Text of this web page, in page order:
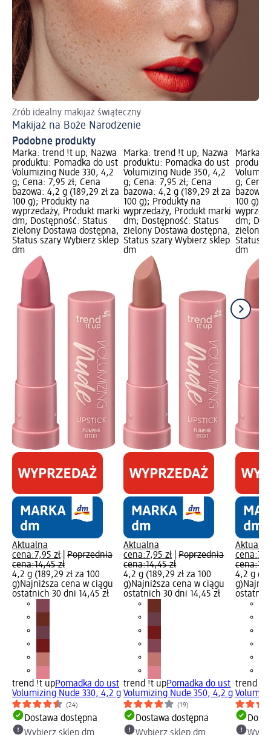
Zrób idealny makijaż świąteczny
Makijaż na Boże Narodzenie
Podobne produkty
Marka: trend !t up; Nazwa
produktu: Pomadka do ust
Volumizing Nude 330, 4,2
g; Cena: 7,95 zł; Cena
bazowa: 4,2 g (189,29 zł za
100 g); Produkty na
wyprzedaży, Produkt marki
dm; Dostępność: Status
zielony Dostawa dostępna,
Status szary Wybierz sklep
dm
Aktualna
cena:7,95 zł
Poprzednia
cena:14,45 zł
4,2 g (189,29 zł za 100
g)Najniższa cena w ciągu
ostatnich 30 dni 14,45 zł
trend !t upPomadka do ust
Volumizing Nude 330, 4,2 g
(24)
Dostawa dostępna
Marka: trend !t up; Nazwa
produktu: Pomadka do ust
Volumizing Nude 350, 4,2
g; Cena: 7,95 zł; Cena
bazowa: 4,2 g (189,29 zł za
100 g); Produkty na
wyprzedaży, Produkt marki
dm; Dostępność: Status
zielony Dostawa dostępna,
Status szary Wybierz sklep
dm
Aktualna
cena:7,95 zł |Poprzednia
cena:14,45 zł
4,2 g (189,29 zł za 100
g)Najniższa cena w ciągu
ostatnich 30 dni 14,45 zł
trend !t upPomadka do ust
Volumizing Nude 350, 4,2 g
(19)
Dostawa dostępna
Marka:
g; Cena:
bazowa:
100 g);
dm;
zielony
Status
dm
Aktualna
cena:
cena:
4,2 g
g)
trend !t